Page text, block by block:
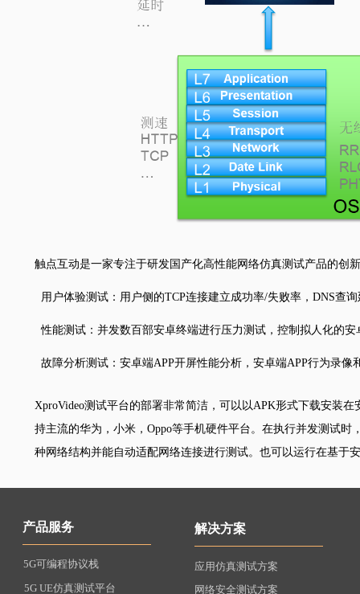
触点互动是一家专注于研发国产化高性能网络仿真测试产品的创
用户体验测试：用户侧的TCP连接建立成功率/失败率，DNS查
性能测试：并发数百部安卓终端进行压力测试，控制拟人化的
故障分析测试：安卓端APP开屏性能分析，安卓端APP行为录
XproVideo测试平台的部署非常简洁，可以以APK形式下载安装
持主流的华为，小米，Oppo等手机硬件平台。在执行并发测试
种网络结构并能自动适配网络连接进行测试。也可以运行在基于
应用仿真测试方案
网络安全测试方案
解决方案
产品服务
5G UE仿真测试平台
5G可编程协议栈